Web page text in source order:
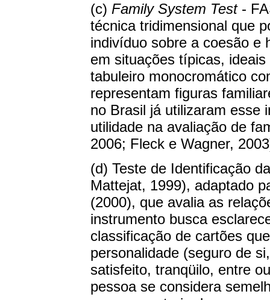
(c) Family System Test -
técnica tridimensional que
indivíduo sobre a coesão e
em situações típicas,
tabuleiro monocromático
representam figuras
no Brasil já utilizaram esse
utilidade na avaliação de
2006; Fleck e Wagner,
(d) Teste de Identificação
Mattejat, 1999), adaptado
(2000), que avalia as
instrumento busca
classificação de cartões
personalidade (seguro de
satisfeito, tranqüilo, entre
pessoa se considera